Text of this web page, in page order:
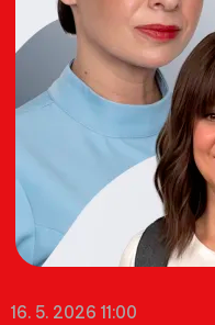
16. 5. 2026 11:00